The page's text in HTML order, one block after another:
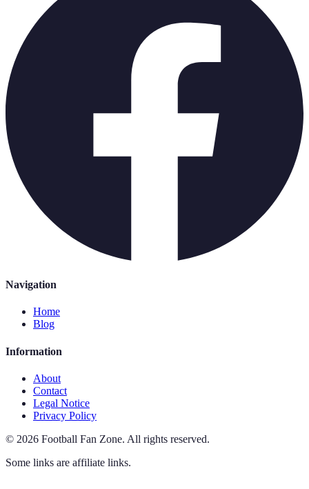
Navigation
Home
Blog
Information
About
Contact
Legal Notice
Privacy Policy
© 2026 Football Fan Zone. All rights reserved.
Some links are affiliate links.